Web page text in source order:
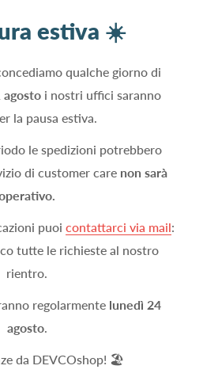
estiva ☀️
qualche giorno di
agostoi nostri uffici saranno
la pausa estiva.
le spedizioni potrebbero
di customer care non sarà
puoi contattarci via mail:
tutte le richieste al nostro
rientro.
regolarmente lunedì 24
agosto.
da DEVCOshop! 🏖️
Guanti in kevlar filo continuo
In stock, 138